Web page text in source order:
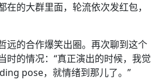
在的大群里面，轮流依次发红包，
远的合作爆笑出圈。再次聊到这个
时的情况：“真正演出的时候，我觉
pose，就情绪到那儿了。”